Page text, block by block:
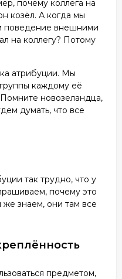
почему коллега на
козёл. А когда мы
поведение внешними
на коллегу? Потому
атрибуции. Мы
каждому её
новозеландца,
думать, что все
так трудно, что у
почему это
знаем, они там все
предметом,